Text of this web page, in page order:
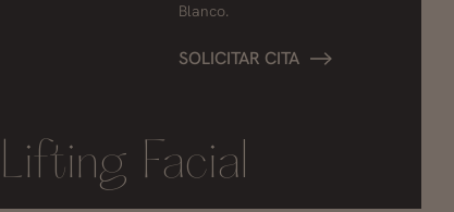
Blanco.
SOLICITAR CITA
Lifting Facial